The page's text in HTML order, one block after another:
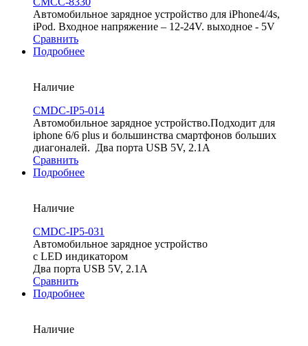
Автомобильное зарядное устройство для iPhone4/4s,
iPod. Входное напряжение – 12-24V. выходное - 5V
Сравнить
Подробнее
Наличие
CMDC-IP5-014
Автомобильное зарядное устройство.Подходит для
iphone 6/6 plus и большинства смартфонов больших
диагоналей. Два порта USB 5V, 2.1A
Сравнить
Подробнее
Наличие
CMDC-IP5-031
Автомобильное зарядное устройство
c LED индикатором
Два порта USB 5V, 2.1A
Сравнить
Подробнее
Наличие